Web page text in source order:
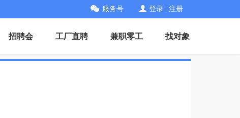
服务号 登录 注册
招聘会 工厂直聘 兼职零工 找对象